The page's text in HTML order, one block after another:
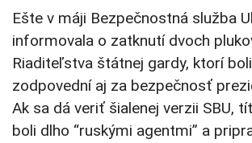
Ešte v máji Bezpečnostná služba
informovala o zatknutí dvoch
Riaditeľstva štátnej gardy, ktorí
zodpovední aj za bezpečnosť
Ak sa dá veriť šialenej verzii SBU,
boli dlho “ruskými agentmi” a